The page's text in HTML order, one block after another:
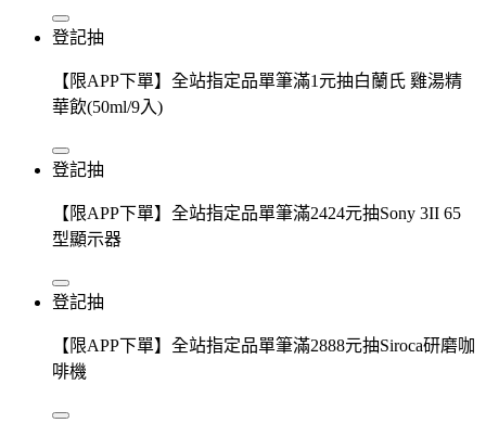
登記抽
【限APP下單】全站指定品單筆滿1元抽白蘭氏 雞湯精
華飲(50ml/9入)
登記抽
【限APP下單】全站指定品單筆滿2424元抽Sony 3II 65
型顯示器
登記抽
【限APP下單】全站指定品單筆滿2888元抽Siroca研磨咖
啡機